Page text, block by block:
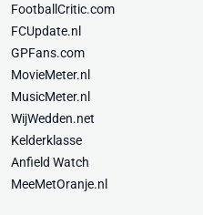
FootballCritic.com
FCUpdate.nl
GPFans.com
MovieMeter.nl
MusicMeter.nl
WijWedden.net
Kelderklasse
Anfield Watch
MeeMetOranje.nl